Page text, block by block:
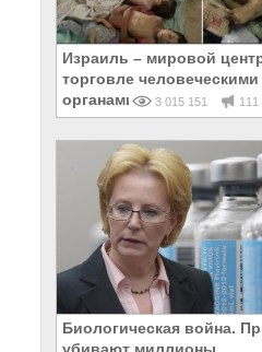
Израиль – мировой
торговле человеческими
органами
3 015 151 111
Биологическая война.